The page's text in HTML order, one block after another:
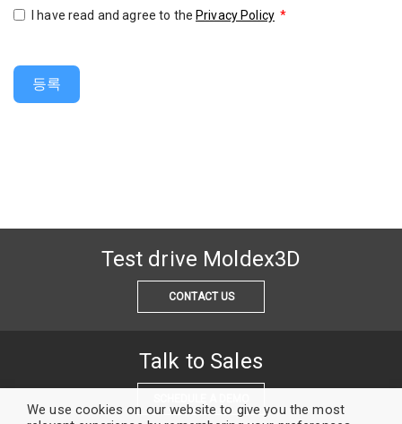
I have read and agree to the Privacy Policy *
등록
Test drive Moldex3D
CONTACT US
Talk to Sales
We use cookies on our website to give you the most